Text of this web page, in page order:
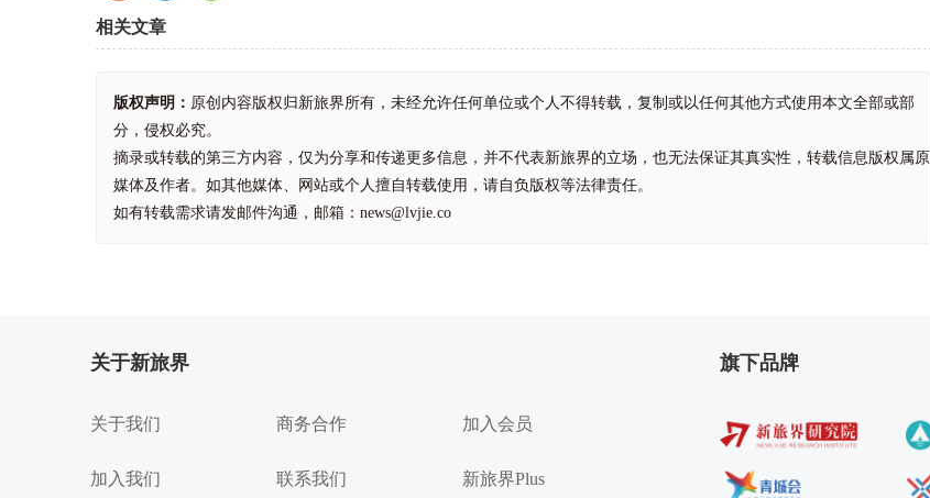
相关文章
版权声明： 原创内容版权归新旅界所有，未经允许任何单位或个人不得转载，复制或以任何其他方式使用本文全部或部
分，侵权必究。
摘录或转载的第三方内容，仅为分享和传递更多信息，并不代表新旅界的立场，也无法保证其真实性，转载信息版权属原
媒体及作者。如其他媒体、网站或个人擅自转载使用，请自负版权等法律责任。
如有转载需求请发邮件沟通，邮箱：news@lvjie.co
关于新旅界
关于我们
加入我们
商务合作
联系我们
加入会员
新旅界Plus
旗下品牌